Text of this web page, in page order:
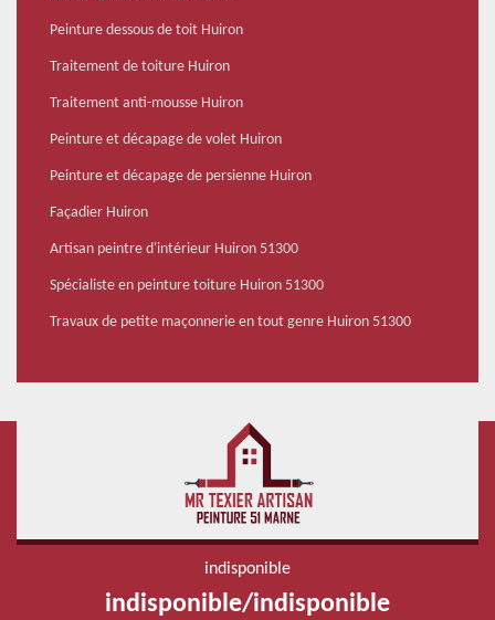
Peinture dessous de toit Huiron
Traitement de toiture Huiron
Traitement anti-mousse Huiron
Peinture et décapage de volet Huiron
Peinture et décapage de persienne Huiron
Façadier Huiron
Artisan peintre d'intérieur Huiron 51300
Spécialiste en peinture toiture Huiron 51300
Travaux de petite maçonnerie en tout genre Huiron 51300
indisponible
indisponible/indisponible